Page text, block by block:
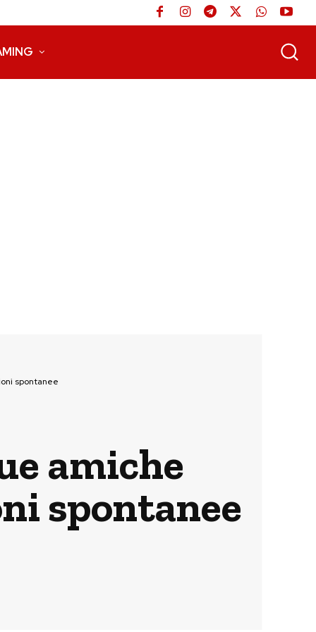
spontanee
amiche
spontanee